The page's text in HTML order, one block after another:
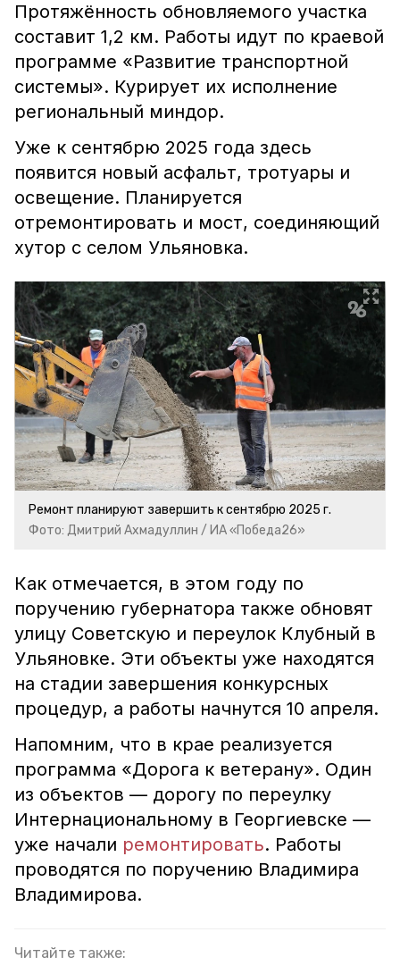
Протяжённость обновляемого участка
составит 1,2 км. Работы идут по краевой
программе «Развитие транспортной
системы». Курирует их исполнение
региональный миндор.
Уже к сентябрю 2025 года здесь
появится новый асфальт, тротуары и
освещение. Планируется
отремонтировать и мост, соединяющий
хутор с селом Ульяновка.
Ремонт планируют завершить к сентябрю 2025 г.
Фото: Дмитрий Ахмадуллин / ИА «Победа26»
Как отмечается, в этом году по
поручению губернатора также обновят
улицу Советскую и переулок Клубный в
Ульяновке. Эти объекты уже находятся
на стадии завершения конкурсных
процедур, а работы начнутся 10 апреля.
Напомним, что в крае реализуется
программа «Дорога к ветерану». Один
из объектов — дорогу по переулку
Интернациональному в Георгиевске —
уже начали ремонтировать. Работы
проводятся по поручению Владимира
Владимирова.
Читайте также: